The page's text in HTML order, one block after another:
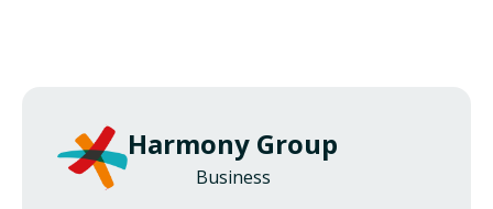
Harmony Group
Business